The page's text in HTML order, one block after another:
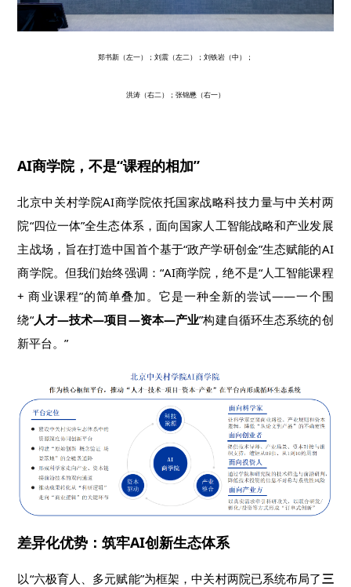
郑书新（左一）；刘震（左二）；刘铁岩（中）；
洪涛（右二）；张锦懋（右一）
AI商学院，不是“课程的相加”
北京中关村学院AI商学院依托国家战略科技力量与中关村两
院“四位一体”全生态体系，面向国家人工智能战略和产业发展
主战场，旨在打造中国首个基于“政产学研创金”生态赋能的AI
商学院。但我们始终强调：“AI商学院，绝不是“人工智能课程
+ 商业课程”的简单叠加。它是一种全新的尝试——一个围
绕“人才—技术—项目—资本—产业”构建自循环生态系统的创
新平台。”
差异化优势：筑牢AI创新生态体系
以“六极育人、多元赋能”为框架，中关村两院已系统布局了 三